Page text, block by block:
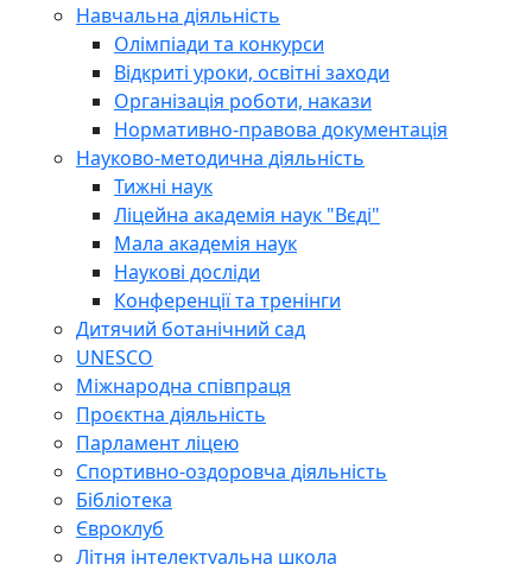
Навчальна діяльність
Олімпіади та конкурси
Відкриті уроки, освітні заходи
Організація роботи, накази
Нормативно-правова документація
Науково-методична діяльність
Тижні наук
Ліцейна академія наук "Вєді"
Мала академія наук
Наукові досліди
Конференції та тренінги
Дитячий ботанічний сад
UNESCO
Міжнародна співпраця
Проєктна діяльність
Парламент ліцею
Спортивно-оздоровча діяльність
Бібліотека
Євроклуб
Літня інтелектуальна школа